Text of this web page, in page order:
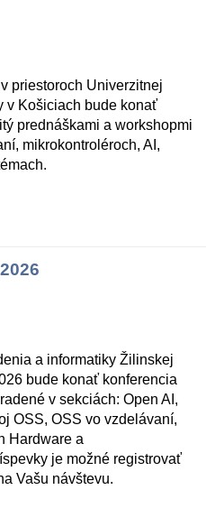
priestoroch Univerzitnej
v Košiciach bude konať
prednáškami a workshopmi
mikrokontroléroch, AI,
a informatiky Žilinskej
bude konať konferencia
v sekciách: Open AI,
OSS, OSS vo vzdelávaní,
Hardware a
je možné registrovať
Vašu návštevu.